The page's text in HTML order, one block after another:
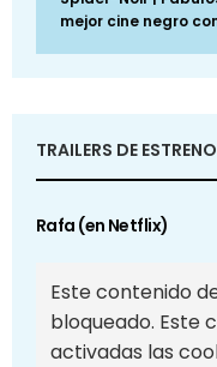
mejor cine negro
TRAILERS DE
Rafa (en Netflix)
Este contenido
bloqueado. Este
activadas las